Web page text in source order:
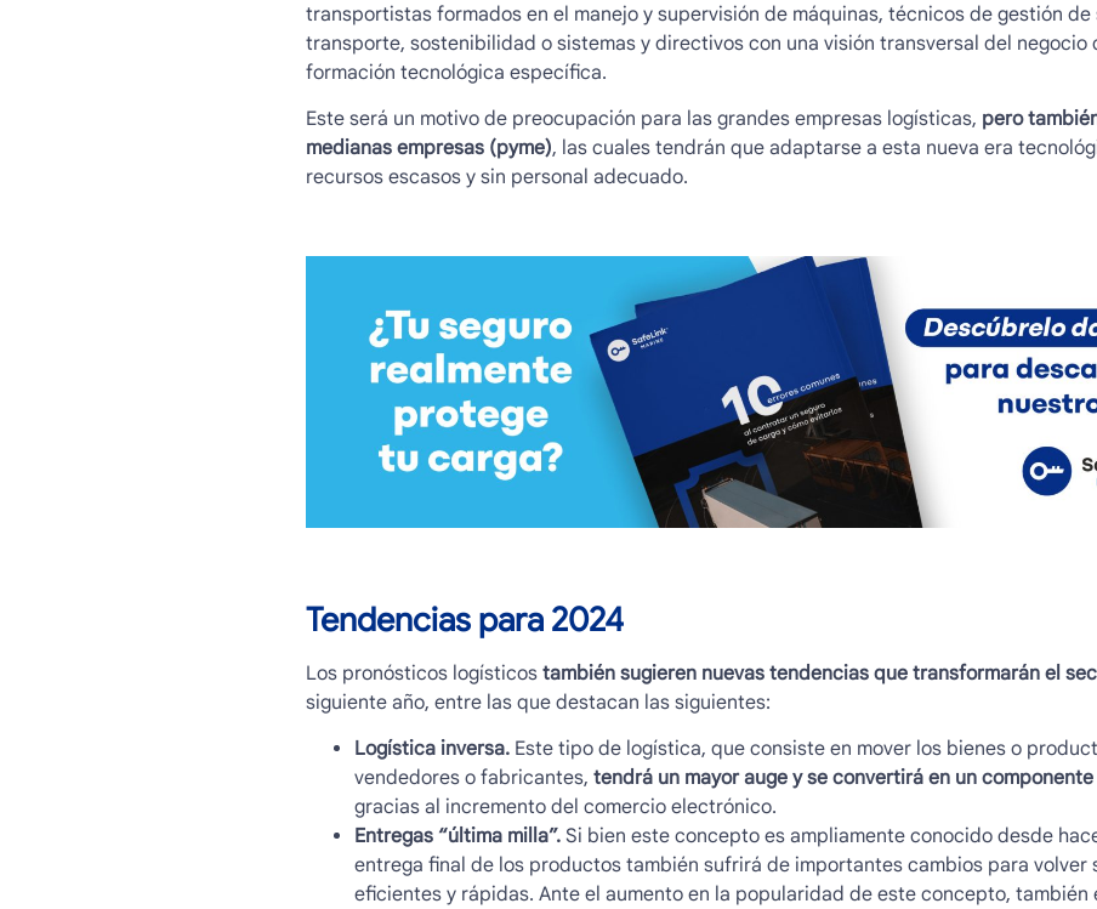
transportistas formados en el manejo y supervisión de máquinas, técnicos de gestión de
transporte, sostenibilidad o sistemas y directivos con una visión transversal del negocio
formación tecnológica específica.
Este será un motivo de preocupación para las grandes empresas logísticas, pero
medianas empresas (pyme), las cuales tendrán que adaptarse a esta nueva era
recursos escasos y sin personal adecuado.
Tendencias para 2024
Los pronósticos logísticos también sugieren nuevas tendencias que transformarán el
siguiente año, entre las que destacan las siguientes:
Logística inversa.Este tipo de logística, que consiste en mover los bienes o
vendedores o fabricantes, tendrá un mayor auge y se convertirá en un
gracias al incremento del comercio electrónico.
Entregas “última milla”.Si bien este concepto es ampliamente conocido desde
entrega final de los productos también sufrirá de importantes cambios para volver
eficientes y rápidas. Ante el aumento en la popularidad de este concepto,